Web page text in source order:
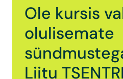
Ole kursis
olulisemate
Liitu TSENTRI